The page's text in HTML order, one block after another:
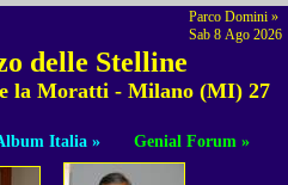
Parco Domini »
Sab 8 Ago 2026
delle Stelline
la Moratti - Milano (MI) 27
Italia » Genial Forum »